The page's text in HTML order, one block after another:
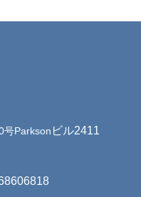
号Parkson ビル2411